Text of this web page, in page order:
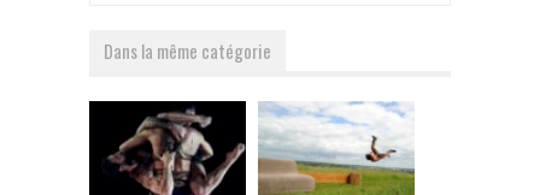
Dans la même catégorie